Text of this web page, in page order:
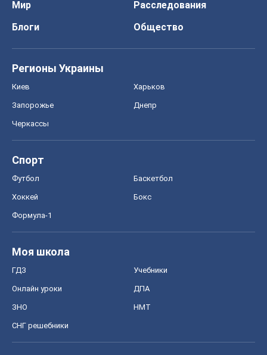
Мир
Расследования
Блоги
Общество
Регионы Украины
Киев Харьков
Запорожье Днепр
Черкассы
Спорт
Футбол Баскетбол
Хоккей Бокс
Формула-1
Моя школа
ГДЗ Учебники
Онлайн уроки ДПА
ЗНО НМТ
СНГ решебники